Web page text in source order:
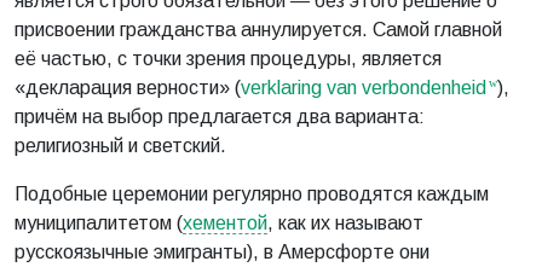
присвоении гражданства аннулируется. Самой главной
её частью, с точки зрения процедуры, является
«декларация верности» (verklaring van verbondenheid
),
причём на выбор предлагается два варианта:
религиозный и светский.
Подобные церемонии регулярно проводятся каждым
муниципалитетом (хементой, как их называют
русскоязычные эмигранты), в Амерсфорте они